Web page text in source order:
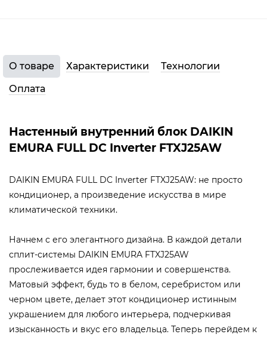
О товаре Характеристики
Технологии
Оплата
Настенный внутренний блок DAIKIN
EMURA FULL DC Inverter FTXJ25AW
DAIKIN EMURA FULL DC Inverter FTXJ25AW: не просто
кондиционер, а произведение искусства в мире
климатической техники.
Начнем с его элегантного дизайна. В каждой детали
сплит-системы DAIKIN EMURA FTXJ25AW
прослеживается идея гармонии и совершенства.
Матовый эффект, будь то в белом, серебристом или
черном цвете, делает этот кондиционер истинным
украшением для любого интерьера, подчеркивая
изысканность и вкус его владельца. Теперь перейдем к